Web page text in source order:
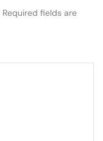
Required fields are